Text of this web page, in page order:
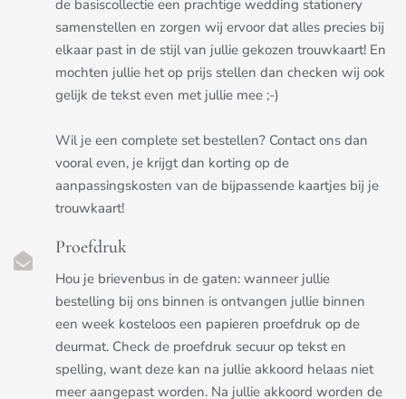
de basiscollectie een prachtige wedding stationery
samenstellen en zorgen wij ervoor dat alles precies bij
elkaar past in de stijl van jullie gekozen trouwkaart! En
mochten jullie het op prijs stellen dan checken wij ook
gelijk de tekst even met jullie mee ;-)
Wil je een complete set bestellen? Contact ons dan
vooral even, je krijgt dan korting op de
aanpassingskosten van de bijpassende kaartjes bij je
trouwkaart!
Proefdruk
Hou je brievenbus in de gaten: wanneer jullie
bestelling bij ons binnen is ontvangen jullie binnen
een week kosteloos een papieren proefdruk op de
deurmat. Check de proefdruk secuur op tekst en
spelling, want deze kan na jullie akkoord helaas niet
meer aangepast worden. Na jullie akkoord worden de